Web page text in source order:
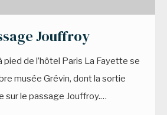
Jouffroy
pied de l’hôtel Paris La Fayette se
musée Grévin, dont la sortie
sur le passage Jouffroy.…